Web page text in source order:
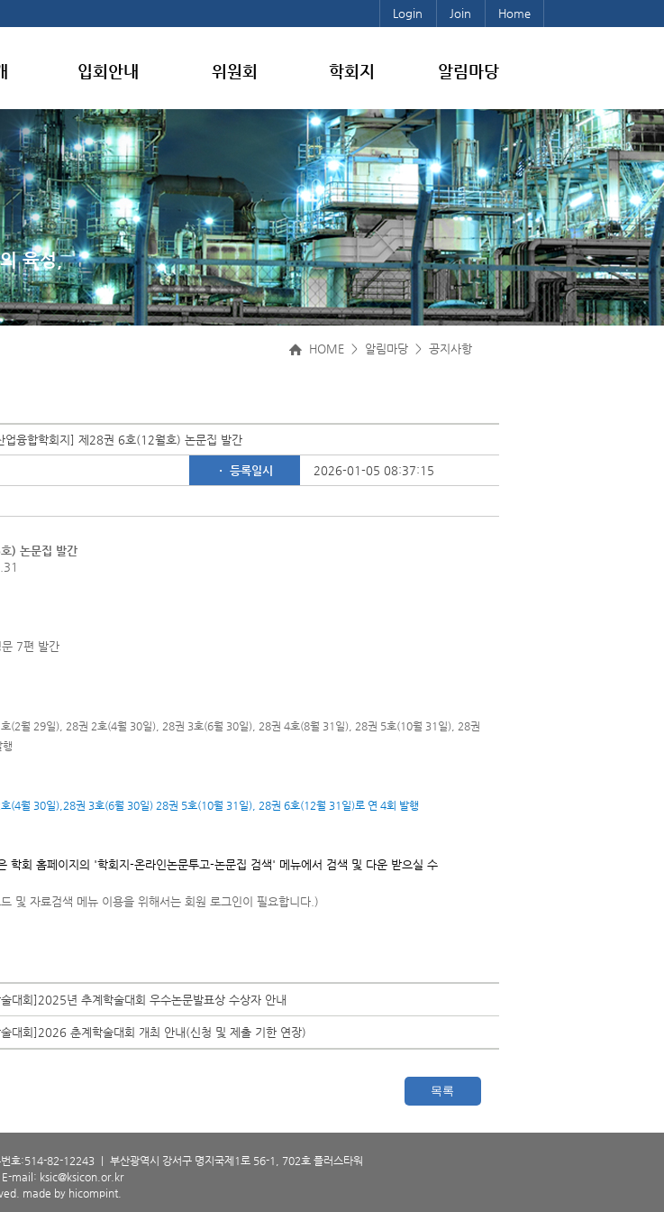
Login Join Home
입회안내 위원회 학회지 알림마당
육성,
HOME > 알림마당 > 공지사항
업융합학회지] 제28권 6호(12월호) 논문집 발간
ㆍ 등록일시 2026-01-05 08:37:15
) 논문집 발간
7편 발간
호(2월 29일), 28권 2호(4월 30일), 28권 3호(6월 30일), 28권 4호(8월 31일), 28권 5호(10월 31일), 28권
(4월 30일),28권 3호(6월 30일) 28권 5호(10월 31일), 28권 6호(12월 31일)로 연 4회 발행
학회 홈페이지의 '학회지-온라인논문투고-논문집 검색' 메뉴에서 검색 및 다운 받으실 수
및 자료검색 메뉴 이용을 위해서는 회원 로그인이 필요합니다.)
대회]2025년 추계학술대회 우수논문발표상 수상자 안내
대회]2026 춘계학술대회 개최 안내(신청 및 제출 기한 연장)
목록
호:514-82-12243 ㅣ 부산광역시 강서구 명지국제1로 56-1, 702호 플러스타워
mail: ksic@ksicon.or.kr
made by hicompint.